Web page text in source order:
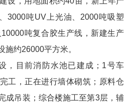
3000吨UV上光油、2000吨吸塑
吨复合胶生产线，新建生产
施约26000平方米。
，目前消防水池已建成；1号车
工，正在进行墙体砌筑；原料仓
成吊装；综合楼施工至第3层，辅